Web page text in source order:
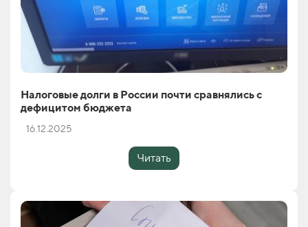
Налоговые долги в России почти сравнялись с
дефицитом бюджета
16.12.2025
Читать